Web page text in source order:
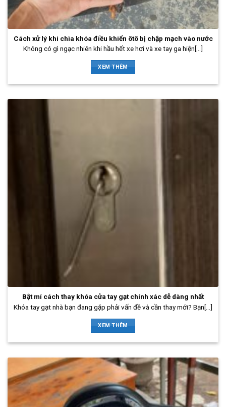
Cách xử lý khi chìa khóa điều khiển ôtô bị chập mạch vào nước
Không có gì ngạc nhiên khi hầu hết xe hơi và xe tay ga hiện[...]
XEM THÊM
Bật mí cách thay khóa cửa tay gạt chính xác dễ dàng nhất
Khóa tay gạt nhà bạn đang gặp phải vấn đề và cần thay mới? Bạn[...]
XEM THÊM